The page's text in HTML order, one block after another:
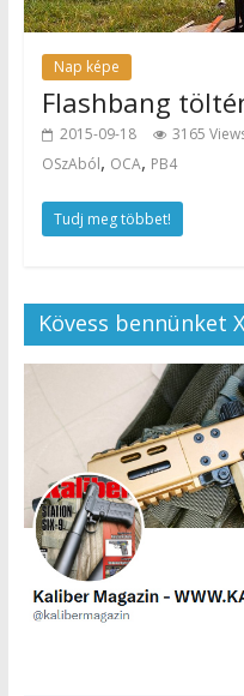
Nap képe
Flashbang
2015-09-18 3165
OSzAból, OCA, PB4
Tudj meg többet!
Kövess bennünket